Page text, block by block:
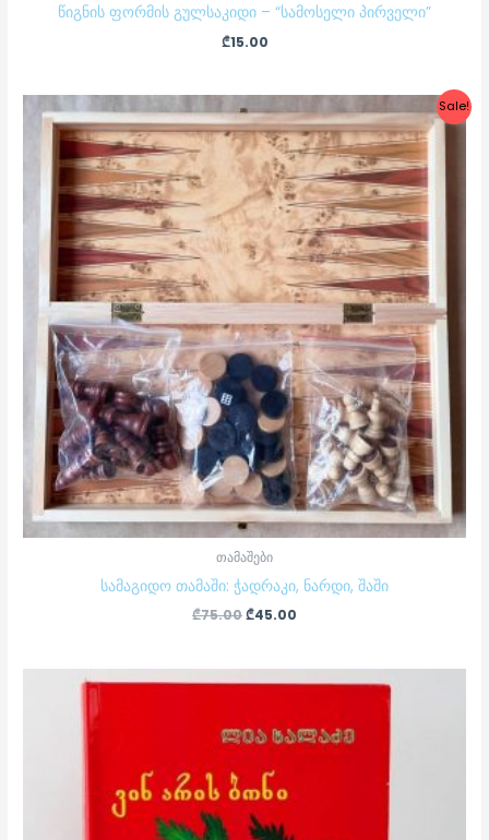
წიგნის ფორმის გულსაკიდი – “სამოსელი პირველი”
₾15.00
Sale!
თამაშები
სამაგიდო თამაში: ჭადრაკი, ნარდი, შაში
₾75.00
price
was:
₾75.00.
₾45.00
price
is:
₾45.00.